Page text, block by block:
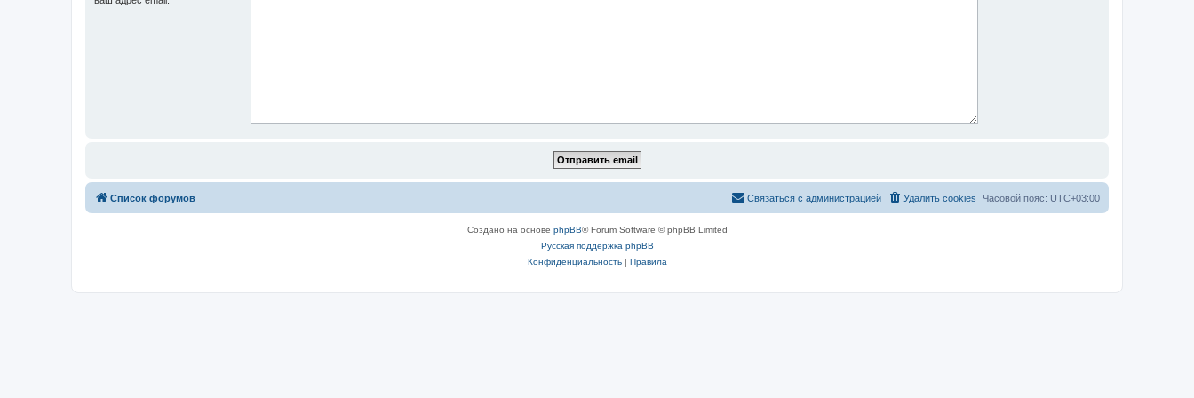
Список форумов Часовой пояс: UTC+03:00
Удалить cookies
Связаться с администрацией
Создано на основе phpBB® Forum Software © phpBB Limited
Русская поддержка phpBB
Конфиденциальность| Правила